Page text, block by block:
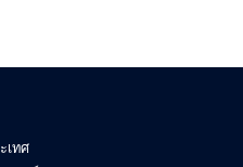
เทศ